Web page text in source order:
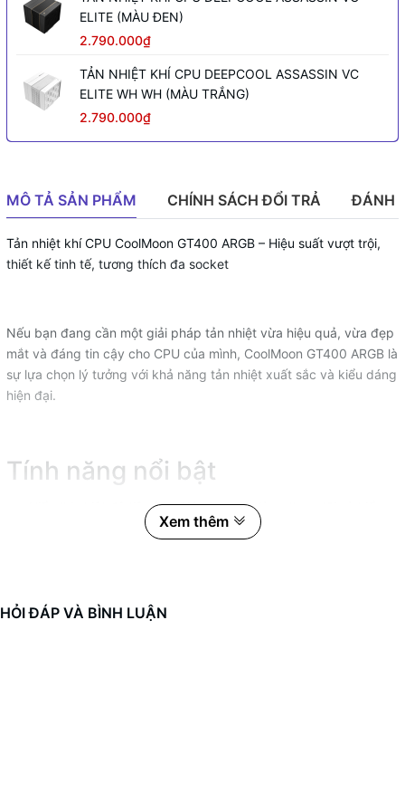
ELITE (MÀU ĐEN)
2.790.000₫
TẢN NHIỆT KHÍ CPU DEEPCOOL ASSASSIN VC
ELITE WH WH (MÀU TRẮNG)
2.790.000₫
MÔ TẢ SẢN PHẨM CHÍNH SÁCH ĐỔI TRẢ ĐÁNH
Tản nhiệt khí CPU CoolMoon GT400 ARGB – Hiệu suất vượt trội,
thiết kế tinh tế, tương thích đa socket
Nếu bạn đang cần một giải pháp tản nhiệt vừa hiệu quả, vừa đẹp
mắt và đáng tin cậy cho CPU của mình, CoolMoon GT400 ARGB là
sự lựa chọn lý tưởng với khả năng tản nhiệt xuất sắc và kiểu dáng
hiện đại.
Tính năng nổi bật
Hiển thị nhiệt độ tiện ích: Giúp bạn dễ dàng theo dõi và kiểm
tra nhiệt độ của CPU.
Hiệu suất mạnh mẽ: D-TDP đạt tới 230W, đảm bảo khả năng
Xem thêm
HỎI ĐÁP VÀ BÌNH LUẬN